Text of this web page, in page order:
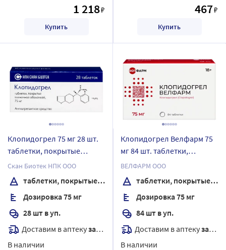
1 218₽
Купить
467₽
Купить
Клопидогрел 75 мг 28 шт.
таблетки, покрытые
пленочной оболочкой
Скан Биотек НПК ООО
таблетки, покрытые пленочной оболочкой
Дозировка 75 мг
28 шт в уп.
Доставим в аптекузавтра
В наличии
Клопидогрел Велфарм 75
мг 84 шт. таблетки,
покрытые пленочной
оболочкой
ВЕЛФАРМ ООО
таблетки, покрытые пленочной оболочкой
Дозировка 75 мг
84 шт в уп.
Доставим в аптекузавтра
В наличии